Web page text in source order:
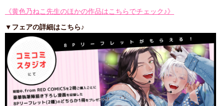
《黄色乃ねこ先生のほかの作品はこちらでチェック♪》
▼フェアの詳細はこちら♪